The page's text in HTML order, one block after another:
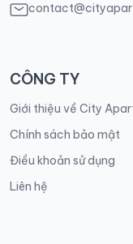
CÔNG TY
Giới thiệu về City
Chính sách bảo mật
Điều khoản sử dụng
Liên hệ